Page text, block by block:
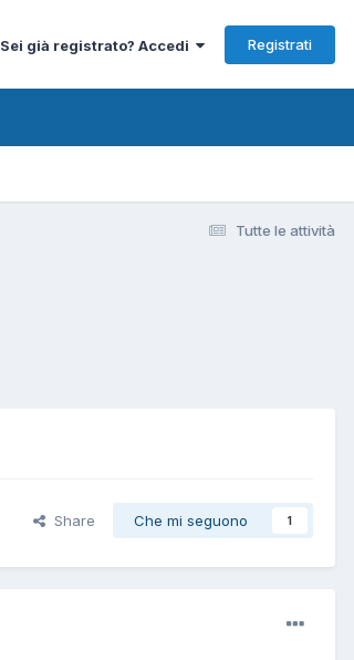
Sei già registrato? Accedi Registrati
Tutte le attività
Share Che mi seguono 1